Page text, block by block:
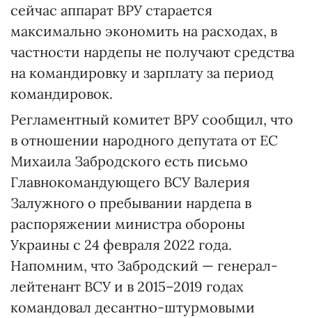
сейчас аппарат ВРУ старается
максимально экономить на расходах, в
частности нардепы не получают средства
на командировку и зарплату за период
командировок.
Регламентный комитет ВРУ сообщил, что
в отношении народного депутата от ЕС
Михаила Забродского есть письмо
Главнокомандующего ВСУ Валерия
Залужного о пребывании нардепа в
распоряжении министра обороны
Украины с 24 февраля 2022 года.
Напомним, что Забродский — генерал-
лейтенант ВСУ и в 2015–2019 годах
командовал десантно-штурмовыми